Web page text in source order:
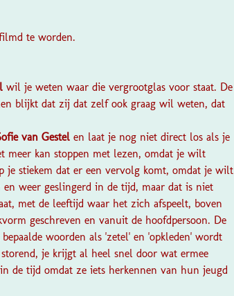
te worden.
wil je weten waar die vergrootglas voor staat. De
blijkt dat zij dat zelf ook graag wil weten, dat
van Gestel en laat je nog niet direct los als je
meer kan stoppen met lezen, omdat je wilt
je stiekem dat er een vervolg komt, omdat je wilt
en weer geslingerd in de tijd, maar dat is niet
met de leeftijd waar het zich afspeelt, boven
geschreven en vanuit de hoofdpersoon. De
woorden als 'zetel' en 'opkleden' wordt
je krijgt al heel snel door wat ermee
de tijd omdat ze iets herkennen van hun jeugd